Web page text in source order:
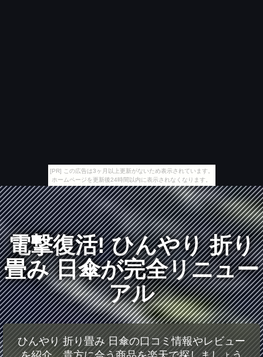
[PR] この広告は3ヶ月以上更新がないため表示されています。
ホームページを更新後24時間以内に表示されなくなります。
電撃復活! ひんやり 折り
畳み 日傘が完全リニュー
アル
ひんやり 折り畳み 日傘の口コミ情報やレビュー